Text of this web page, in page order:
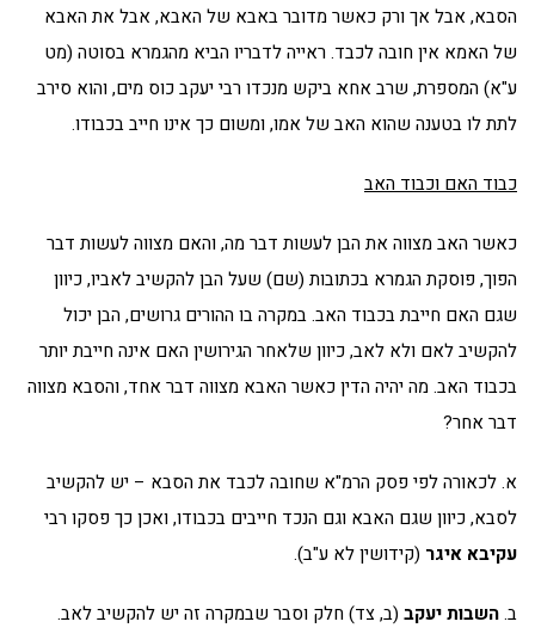
הסבא, אבל אך ורק כאשר מדובר באבא של האבא, אבל את האבא
של האמא אין חובה לכבד. ראייה לדבריו הביא מהגמרא בסוטה (מט
ע"א) המספרת, שרב אחא ביקש מנכדו רבי יעקב כוס מים, והוא סירב
לתת לו בטענה שהוא האב של אמו, ומשום כך אינו חייב בכבודו.
כבוד האם וכבוד האב
כאשר האב מצווה את הבן לעשות דבר מה, והאם מצווה לעשות דבר
הפוך, פוסקת הגמרא בכתובות (שם) שעל הבן להקשיב לאביו, כיוון
שגם האם חייבת בכבוד האב. במקרה בו ההורים גרושים, הבן יכול
להקשיב לאם ולא לאב, כיוון שלאחר הגירושין האם אינה חייבת יותר
בכבוד האב. מה יהיה הדין כאשר האבא מצווה דבר אחד, והסבא מצווה
דבר אחר?
א. לכאורה לפי פסק הרמ"א שחובה לכבד את הסבא – יש להקשיב
לסבא, כיוון שגם האבא וגם הנכד חייבים בכבודו, ואכן כך פסקו רבי
עקיבא איגר (קידושין לא ע"ב).
ב.השבות יעקב (ב, צד) חלק וסבר שבמקרה זה יש להקשיב לאב.